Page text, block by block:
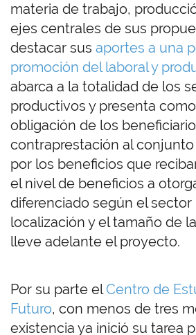
materia de trabajo,
ejes centrales de sus
destacar sus aportes a una
promoción del laboral y
abarca a la totalidad de los
productivos y presenta
obligación de los
contraprestación al
por los beneficios que
el nivel de beneficios a
diferenciado según el
localización y el tamaño de
lleve adelante el proyecto.
Por su parte elCentro de
Futuro, con menos de tres
existencia ya inició su tarea